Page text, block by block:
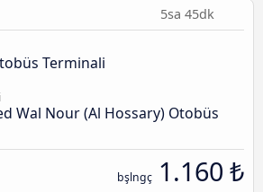
5sa 45dk
Terminali
Wal Nour (Al Hossary) Otobüs
bşlngç 1.160 ₺